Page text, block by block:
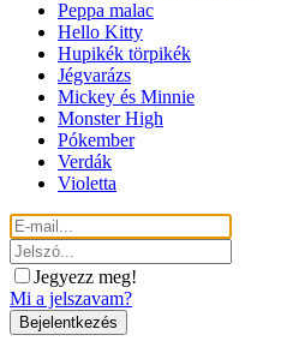
Peppa malac
Hello Kitty
Hupikék törpikék
Jégvarázs
Mickey és Minnie
Monster High
Pókember
Verdák
Violetta
Jegyezz meg!
Mi a jelszavam?